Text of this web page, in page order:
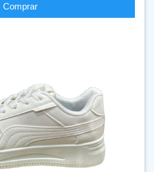
Comprar